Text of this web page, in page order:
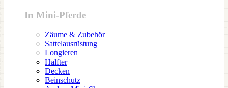
In Mini-Pferde
Zäume & Zubehör
Sattelausrüstung
Longieren
Halfter
Decken
Beinschutz